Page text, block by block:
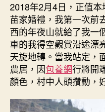
2018年2月4日，正值
苗家婚禮，我第一次前
西的年夜山就給了我一
車的我得空觀賞沿途漂
天旋地轉。當我站定，
農居，因包養網行將開
顏色，村中人頭攢動，